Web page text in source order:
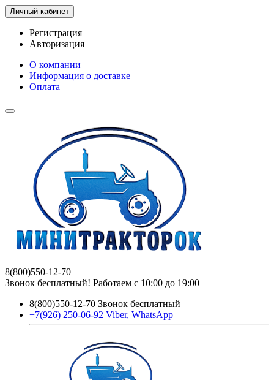
Личный кабинет
Регистрация
Авторизация
О компании
Информация о доставке
Оплата
8(800)550-12-70
Звонок бесплатный! Работаем с 10:00 до 19:00
8(800)550-12-70 Звонок бесплатный
+7(926) 250-06-92 Viber, WhatsApp